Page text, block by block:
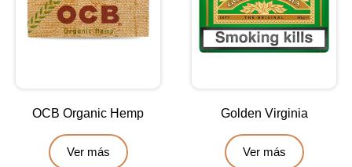
OCB Organic Hemp
Ver más
Golden Virginia
Ver más